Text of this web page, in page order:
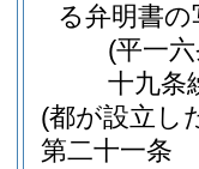
る弁明書
(平一
十九条
(都が設立し
第二十一条